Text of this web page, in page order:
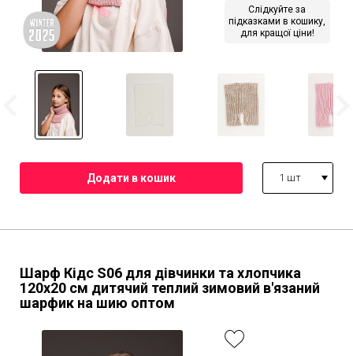
Слідкуйте за
підказками в кошику,
для кращої ціни!
1 шт
Шарф Кідс S06 для дівчинки та хлопчика
120х20 см дитячий теплий зимовий в'язаний
шарфик на шию оптом